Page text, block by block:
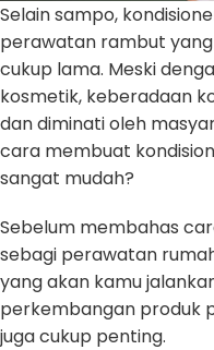
Selain sampo,
perawatan rambut
cukup lama. Meski
kosmetik, keberadaan
dan diminati oleh
cara membuat
sangat mudah?
Sebelum membahas
sebagi perawatan
yang akan kamu
perkembangan produk
juga cukup penting.